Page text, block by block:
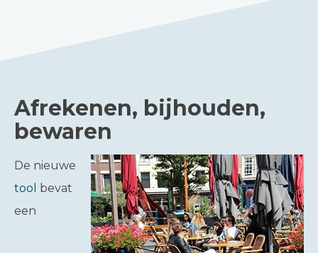
Afrekenen, bijhouden,
bewaren
De nieuwe
tool bevat
een